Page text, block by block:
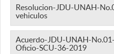
Resolucion-JDU-UNAH-
vehiculos
Acuerdo-JDU-UNAH-
Oficio-SCU-36-2019